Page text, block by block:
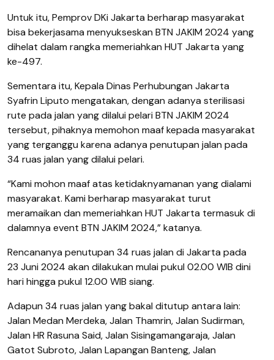
Untuk itu, Pemprov DKi Jakarta berharap masyarakat
bisa bekerjasama menyukseskan BTN JAKIM 2024 yang
dihelat dalam rangka memeriahkan HUT Jakarta yang
ke-497.
Sementara itu, Kepala Dinas Perhubungan Jakarta
Syafrin Liputo mengatakan, dengan adanya sterilisasi
rute pada jalan yang dilalui pelari BTN JAKIM 2024
tersebut, pihaknya memohon maaf kepada masyarakat
yang terganggu karena adanya penutupan jalan pada
34 ruas jalan yang dilalui pelari.
“Kami mohon maaf atas ketidaknyamanan yang dialami
masyarakat. Kami berharap masyarakat turut
meramaikan dan memeriahkan HUT Jakarta termasuk di
dalamnya event BTN JAKIM 2024,” katanya.
Rencananya penutupan 34 ruas jalan di Jakarta pada
23 Juni 2024 akan dilakukan mulai pukul 02.00 WIB dini
hari hingga pukul 12.00 WIB siang.
Adapun 34 ruas jalan yang bakal ditutup antara lain:
Jalan Medan Merdeka, Jalan Thamrin, Jalan Sudirman,
Jalan HR Rasuna Said, Jalan Sisingamangaraja, Jalan
Gatot Subroto, Jalan Lapangan Banteng, Jalan